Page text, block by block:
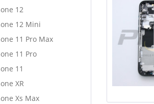
12
12 Mini
11 Pro Max
11 Pro
11
XR
Xs Max